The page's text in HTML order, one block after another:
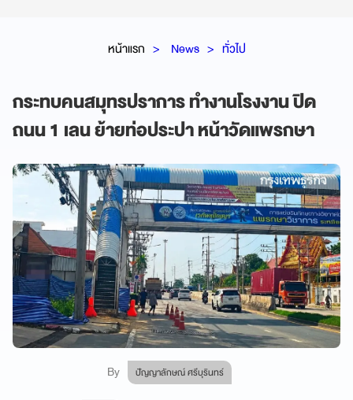
หน้าแรก News ทั่วไป
กระทบคนสมุทรปราการ ทำงานโรงงาน ปิด
ถนน 1 เลน ย้ายท่อประปา หน้าวัดแพรกษา
By ปัญญาลักษณ์ ศรีบุรินทร์